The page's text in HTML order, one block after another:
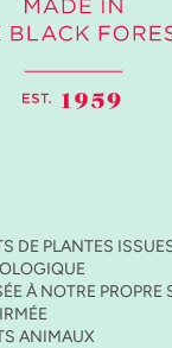
DE PLANTES
À NOTRE PROPRE
ANIMAUX